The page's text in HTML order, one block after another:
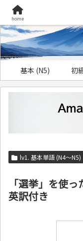
基本 (N5) 初
lv1. 基本単語 (N4～N5)
「選挙」を使
英訳付き
home